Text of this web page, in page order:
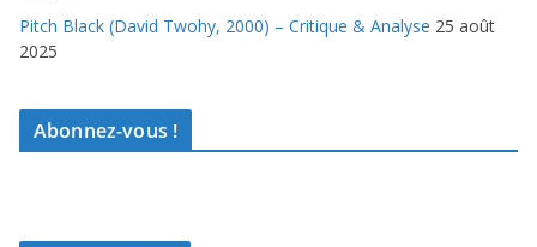
Pitch Black (David Twohy, 2000) – Critique & Analyse 25 août
2025
Abonnez-vous !